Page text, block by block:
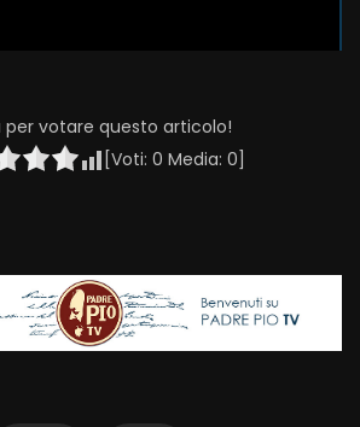
per votare questo articolo!
[Voti: 0 Media: 0]